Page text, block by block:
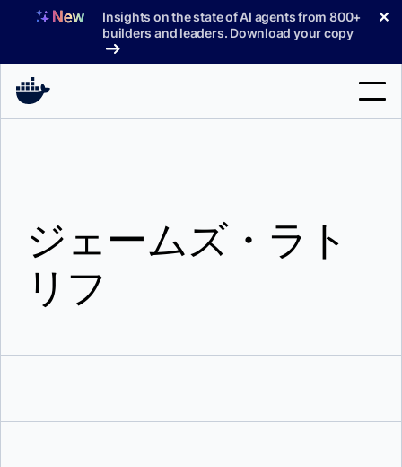
へ
Insights on the state of AI agents from 800+
builders and leaders. Download your copy
✕
料金プラン
ブログ
ジェームズ・ラト
リフ